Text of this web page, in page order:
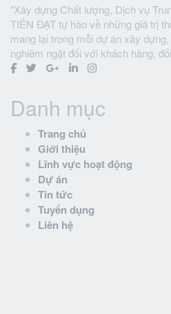
"Xây dựng Chất lượng, Dịch vụ
TIẾN ĐẠT tự hào về những giá trị
mang lại trong mỗi dự án xây
nghiêm ngặt đối với khách hàng,
Danh mục
Trang chủ
Giới thiệu
Lĩnh vực hoạt động
Dự án
Tin tức
Tuyển dụng
Liên hệ